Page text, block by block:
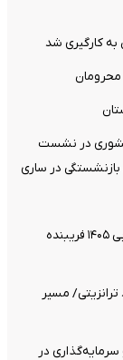
کشوری در نشست
در ساری
پارادوکس سدهای پر و دشت‌های تشنه؛ چرا آمار آبی ۱۴۰۵ فریبنده
مسیر
در